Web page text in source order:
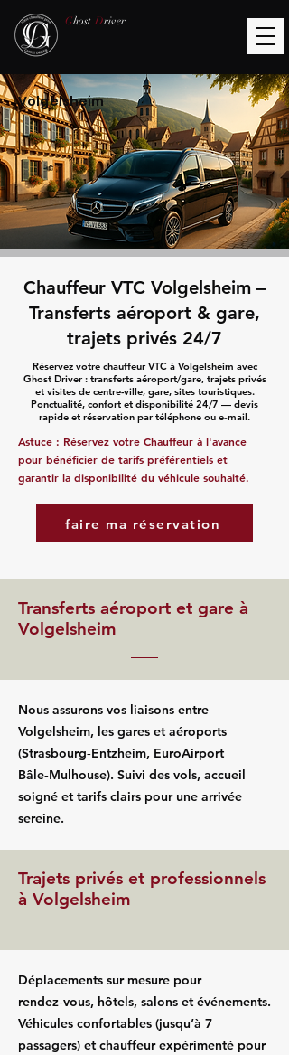
Ghost Driver
Volgelsheim
Chauffeur VTC Volgelsheim –
Transferts aéroport & gare,
trajets privés 24/7
Réservez votre chauffeur VTC à Volgelsheim avec
Ghost Driver : transferts aéroport/gare, trajets privés
et visites de centre-ville, gare, sites touristiques.
Ponctualité, confort et disponibilité 24/7 — devis
rapide et réservation par téléphone ou e‑mail.
Astuce : Réservez votre Chauffeur à l'avance
pour bénéficier de tarifs préférentiels et
garantir la disponibilité du véhicule souhaité.
faire ma réservation
Transferts aéroport et gare à
Volgelsheim
Nous assurons vos liaisons entre
Volgelsheim, les gares et aéroports
(Strasbourg‑Entzheim, EuroAirport
Bâle‑Mulhouse). Suivi des vols, accueil
soigné et tarifs clairs pour une arrivée
sereine.
Trajets privés et professionnels
à Volgelsheim
Déplacements sur mesure pour
rendez‑vous, hôtels, salons et événements.
Véhicules confortables (jusqu’à 7
passagers) et chauffeur expérimenté pour